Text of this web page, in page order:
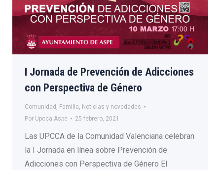
I Jornada de Prevención de Adicciones
con Perspectiva de Género
Comunidad Familia Noticias y novedades
Por Upcca Aspe 25 febrero, 2021
Las UPCCA de la Comunidad Valenciana celebran
la I Jornada en línea sobre Prevención de
Adicciones con Perspectiva de Género El